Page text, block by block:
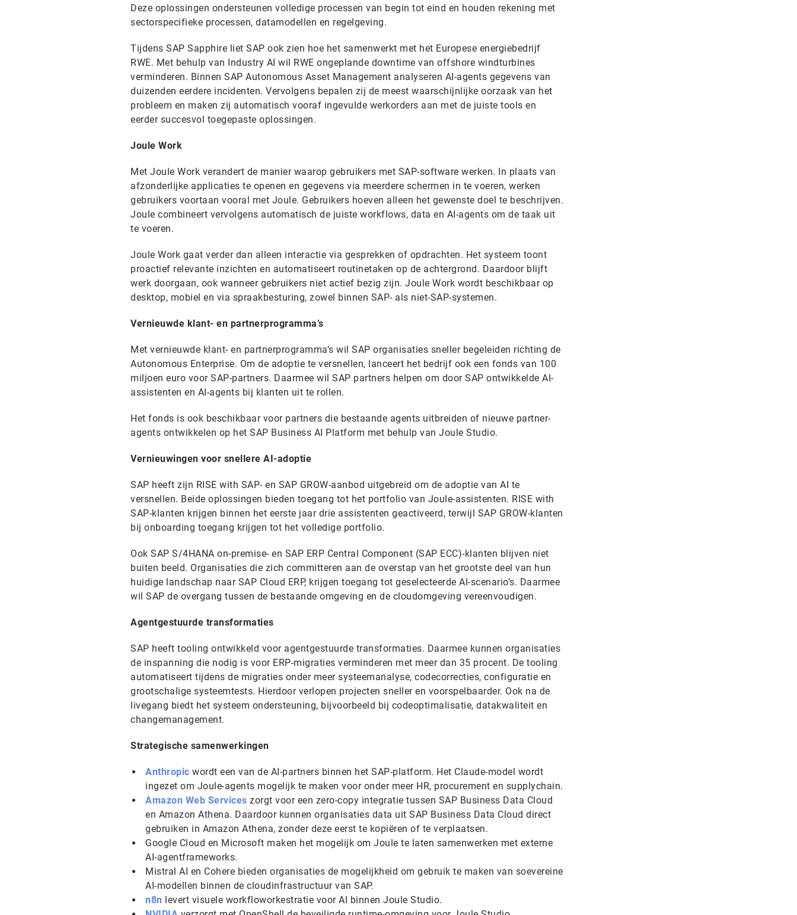
Deze oplossingen ondersteunen volledige processen van begin tot eind en houden rekening met
sectorspecifieke processen, datamodellen en regelgeving.
Tijdens SAP Sapphire liet SAP ook zien hoe het samenwerkt met het Europese energiebedrijf
RWE. Met behulp van Industry AI wil RWE ongeplande downtime van offshore windturbines
verminderen. Binnen SAP Autonomous Asset Management analyseren AI-agents gegevens van
duizenden eerdere incidenten. Vervolgens bepalen zij de meest waarschijnlijke oorzaak van het
probleem en maken zij automatisch vooraf ingevulde werkorders aan met de juiste tools en
eerder succesvol toegepaste oplossingen.
Joule Work
Met Joule Work verandert de manier waarop gebruikers met SAP-software werken. In plaats van
afzonderlijke applicaties te openen en gegevens via meerdere schermen in te voeren, werken
gebruikers voortaan vooral met Joule. Gebruikers hoeven alleen het gewenste doel te beschrijven.
Joule combineert vervolgens automatisch de juiste workflows, data en AI-agents om de taak uit
te voeren.
Joule Work gaat verder dan alleen interactie via gesprekken of opdrachten. Het systeem toont
proactief relevante inzichten en automatiseert routinetaken op de achtergrond. Daardoor blijft
werk doorgaan, ook wanneer gebruikers niet actief bezig zijn. Joule Work wordt beschikbaar op
desktop, mobiel en via spraakbesturing, zowel binnen SAP- als niet-SAP-systemen.
Vernieuwde klant- en partnerprogramma’s
Met vernieuwde klant- en partnerprogramma’s wil SAP organisaties sneller begeleiden richting de
Autonomous Enterprise. Om de adoptie te versnellen, lanceert het bedrijf ook een fonds van 100
miljoen euro voor SAP-partners. Daarmee wil SAP partners helpen om door SAP ontwikkelde AI-
assistenten en AI-agents bij klanten uit te rollen.
Het fonds is ook beschikbaar voor partners die bestaande agents uitbreiden of nieuwe partner-
agents ontwikkelen op het SAP Business AI Platform met behulp van Joule Studio.
Vernieuwingen voor snellere AI-adoptie
SAP heeft zijn RISE with SAP- en SAP GROW-aanbod uitgebreid om de adoptie van AI te
versnellen. Beide oplossingen bieden toegang tot het portfolio van Joule-assistenten. RISE with
SAP-klanten krijgen binnen het eerste jaar drie assistenten geactiveerd, terwijl SAP GROW-klanten
bij onboarding toegang krijgen tot het volledige portfolio.
Ook SAP S/4HANA on-premise- en SAP ERP Central Component (SAP ECC)-klanten blijven niet
buiten beeld. Organisaties die zich committeren aan de overstap van het grootste deel van hun
huidige landschap naar SAP Cloud ERP, krijgen toegang tot geselecteerde AI-scenario’s. Daarmee
wil SAP de overgang tussen de bestaande omgeving en de cloudomgeving vereenvoudigen.
Agentgestuurde transformaties
SAP heeft tooling ontwikkeld voor agentgestuurde transformaties. Daarmee kunnen organisaties
de inspanning die nodig is voor ERP-migraties verminderen met meer dan 35 procent. De tooling
automatiseert tijdens de migraties onder meer systeemanalyse, codecorrecties, configuratie en
grootschalige systeemtests. Hierdoor verlopen projecten sneller en voorspelbaarder. Ook na de
livegang biedt het systeem ondersteuning, bijvoorbeeld bij codeoptimalisatie, datakwaliteit en
changemanagement.
Strategische samenwerkingen
Anthropic wordt een van de AI-partners binnen het SAP-platform. Het Claude-model wordt
ingezet om Joule-agents mogelijk te maken voor onder meer HR, procurement en supplychain.
Amazon Web Services zorgt voor een zero-copy integratie tussen SAP Business Data Cloud
en Amazon Athena. Daardoor kunnen organisaties data uit SAP Business Data Cloud direct
gebruiken in Amazon Athena, zonder deze eerst te kopiëren of te verplaatsen.
Google Cloud en Microsoft maken het mogelijk om Joule te laten samenwerken met externe
AI-agentframeworks.
Mistral AI en Cohere bieden organisaties de mogelijkheid om gebruik te maken van soevereine
AI-modellen binnen de cloudinfrastructuur van SAP.
n8n levert visuele workfloworkestratie voor AI binnen Joule Studio.